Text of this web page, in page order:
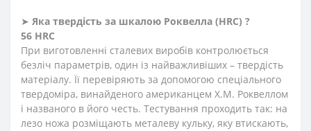
➤ Яка твердість за шкалою Роквелла (HRC) ?
56 HRC
При виготовленні сталевих виробів контролюється
безліч параметрів, один із найважливіших – твердість
матеріалу. Її перевіряють за допомогою спеціального
твердоміра, винайденого американцем Х.М. Роквеллом
і названого в його честь. Тестування проходить так: на
лезо ножа розміщають металеву кульку, яку втискають,